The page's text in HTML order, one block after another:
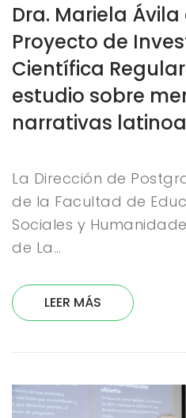
Dra. Mariela
Proyecto de
Científica
estudio sobre
narrativas
La Dirección de
de la Facultad de
Sociales y
de La…
LEER MÁS